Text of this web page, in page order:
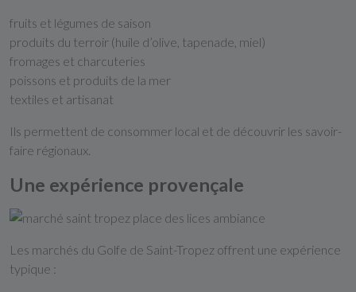
fruits et légumes de saison
produits du terroir (huile d’olive, tapenade, miel)
fromages et charcuteries
poissons et produits de la mer
textiles et artisanat
Ils permettent de consommer local et de découvrir les savoir-
faire régionaux.
Une expérience provençale
Les marchés du Golfe de Saint-Tropez offrent une expérience
typique :